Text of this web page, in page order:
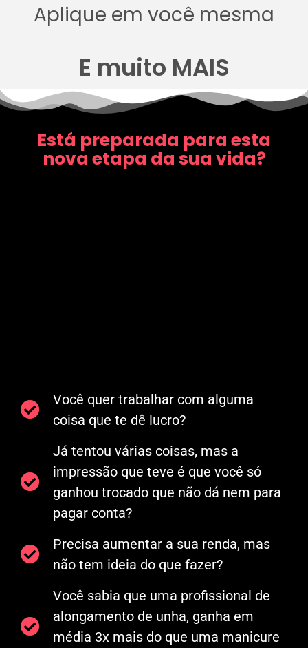
Aplique em você mesma
E muito MAIS
Está preparada para esta
nova etapa da sua vida?
Você quer trabalhar com alguma
coisa que te dê lucro?
Já tentou várias coisas, mas a
impressão que teve é que você só
ganhou trocado que não dá nem para
pagar conta?
Precisa aumentar a sua renda, mas
não tem ideia do que fazer?
Você sabia que uma profissional de
alongamento de unha, ganha em
média 3x mais do que uma manicure